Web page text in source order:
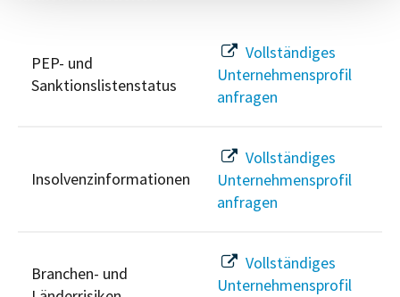
PEP- und
Sanktionslistenstatus
Vollständiges
Unternehmensprofil
anfragen
Insolvenzinformationen
Vollständiges
Unternehmensprofil
anfragen
Branchen- und
Vollständiges
Unternehmensprofil